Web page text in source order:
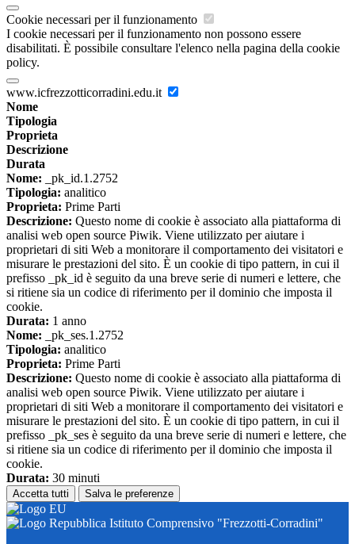
Cookie necessari per il funzionamento
I cookie necessari per il funzionamento non possono essere
disabilitati. È possibile consultare l'elenco nella pagina della cookie
policy.
www.icfrezzotticorradini.edu.it
Nome
Tipologia
Proprieta
Descrizione
Durata
Nome: _pk_id.1.2752
Tipologia: analitico
Proprieta: Prime Parti
Descrizione: Questo nome di cookie è associato alla piattaforma di
analisi web open source Piwik. Viene utilizzato per aiutare i
proprietari di siti Web a monitorare il comportamento dei visitatori e
misurare le prestazioni del sito. È un cookie di tipo pattern, in cui il
prefisso _pk_id è seguito da una breve serie di numeri e lettere, che
si ritiene sia un codice di riferimento per il dominio che imposta il
cookie.
Durata: 1 anno
Nome: _pk_ses.1.2752
Tipologia: analitico
Proprieta: Prime Parti
Descrizione: Questo nome di cookie è associato alla piattaforma di
analisi web open source Piwik. Viene utilizzato per aiutare i
proprietari di siti Web a monitorare il comportamento dei visitatori e
misurare le prestazioni del sito. È un cookie di tipo pattern, in cui il
prefisso _pk_ses è seguito da una breve serie di numeri e lettere, che
si ritiene sia un codice di riferimento per il dominio che imposta il
cookie.
Durata: 30 minuti
Accetta tutti Salva le preferenze
Istituto Comprensivo "Frezzotti-Corradini"